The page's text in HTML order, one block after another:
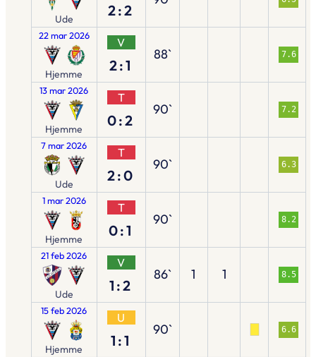
Ude 2:2
22 mar 2026
Hjemme
V
2:1
88` 7.6
13 mar 2026
Hjemme
T
0:2
90` 7.2
7 mar 2026
Ude
T
2:0
90` 6.3
1 mar 2026
Hjemme
T
0:1
90` 8.2
21 feb 2026
Ude
V
1:2
86` 1 1 8.5
15 feb 2026
Hjemme
U
1:1
90` 6.6